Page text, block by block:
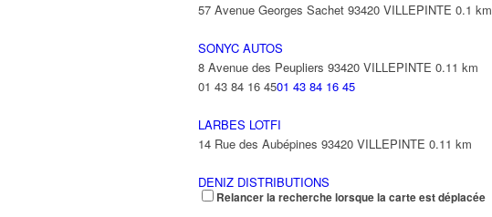
57 Avenue Georges Sachet 93420 VILLEPINTE 0.1 km
SONYC AUTOS
8 Avenue des Peupliers 93420 VILLEPINTE 0.11 km
01 43 84 16 4501 43 84 16 45
LARBES LOTFI
14 Rue des Aubépines 93420 VILLEPINTE 0.11 km
DENIZ DISTRIBUTIONS
1 Rue des Violettes 93420 VILLEPINTE 0.11 km
Relancer la recherche lorsque la carte est déplacée